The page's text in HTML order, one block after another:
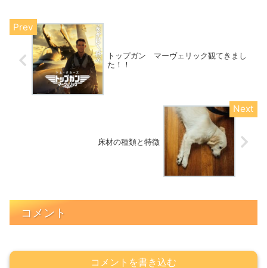
トップガン マーヴェリック観てきまし
た！！
床材の種類と特徴
コメント
コメントを書き込む